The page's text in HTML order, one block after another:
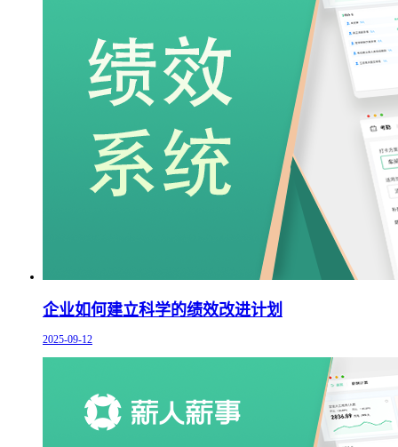
企业如何建立科学的绩效改进计划
2025-09-12